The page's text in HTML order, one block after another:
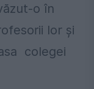
o în
lor și
colegei